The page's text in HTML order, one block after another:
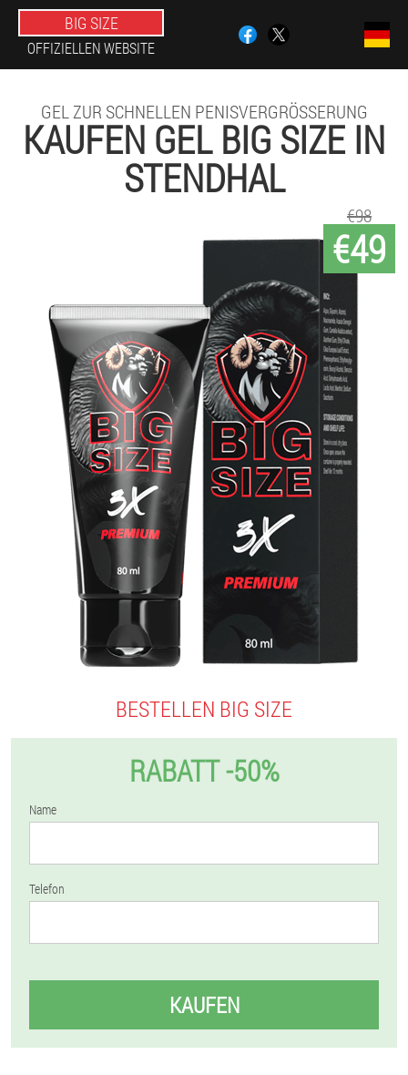
BIG SIZE
OFFIZIELLEN WEBSITE
GEL ZUR SCHNELLEN PENISVERGRÖSSERUNG
KAUFEN GEL BIG SIZE IN
STENDHAL
€49
€98
BESTELLEN BIG SIZE
RABATT -50%
Name
Telefon
KAUFEN